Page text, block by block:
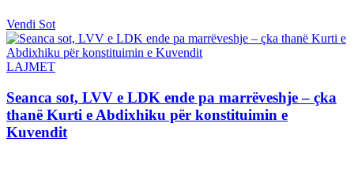
Vendi Sot
LAJMET
Seanca sot, LVV e LDK ende pa marrëveshje – çka
thanë Kurti e Abdixhiku për konstituimin e
Kuvendit